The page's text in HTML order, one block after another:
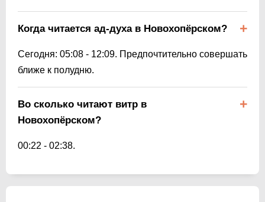
Когда читается ад-духа в Новохопёрском?
Сегодня: 05:08 - 12:09. Предпочтительно совершать
ближе к полудню.
Во сколько читают витр в
Новохопёрском?
00:22 - 02:38.